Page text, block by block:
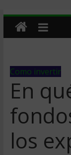
Como invertir
En
los